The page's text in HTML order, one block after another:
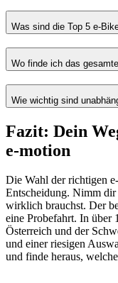
Was sind die Top 5 e-
Wo finde ich das
Wie wichtig sind
Fazit: Dein
e-motion
Die Wahl der richtigen
Entscheidung. Nimm
wirklich brauchst. Der
eine Probefahrt. In über
Österreich und der
und einer riesigen
und finde heraus,